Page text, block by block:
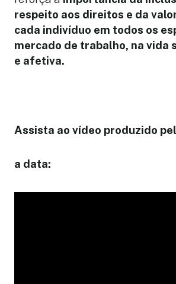
respeito aos direitos e da
cada indivíduo em todos os
mercado de trabalho, na vida
e afetiva.
Assista ao vídeo produzido
a data: